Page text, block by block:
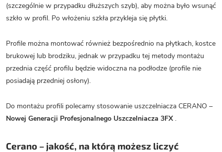
(szczególnie w przypadku dłuższych szyb), aby można było wsunąć
szkło w profil. Po włożeniu szkła przykleja się płytki.
Profile można montować również bezpośrednio na płytkach, kostce
brukowej lub brodziku, jednak w przypadku tej metody montażu
przednia część profilu będzie widoczna na podłodze (profile nie
posiadają przedniej osłony).
Do montażu profili polecamy stosowanie uszczelniacza CERANO –
Nowej Generacji Profesjonalnego Uszczelniacza 3FX.
Cerano – jakość, na którą możesz liczyć